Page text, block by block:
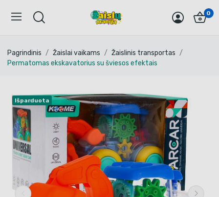
0
Pagrindinis Žaislai vaikams
Žaislinis transportas
Permatomas ekskavatorius su šviesos efektais
Išparduota